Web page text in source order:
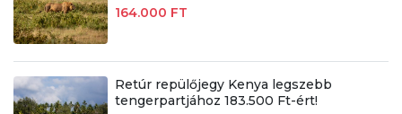
164.000 FT
Retúr repülőjegy Kenya legszebb
tengerpartjához 183.500 Ft-ért!